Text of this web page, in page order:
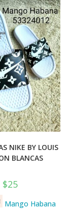
NIKE BY LOUIS
BLANCAS
$25
Mango Habana